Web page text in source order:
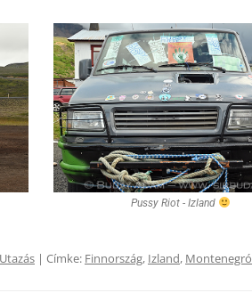
Pussy Riot - Izland
Utazás | Címke: Finnország, Izland, Montenegró